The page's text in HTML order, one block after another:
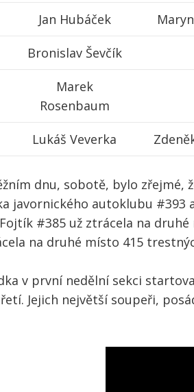
Jan Hubáček
Bronislav Ševčík
Marek
Rosenbaum
Lukáš Veverka
dnu, sobotě, bylo zřejmé,
javornického autoklubu
Fojtík #385 už ztrácela na
na druhé místo 415
v první nedělní sekci
Jejich největší soupeři,